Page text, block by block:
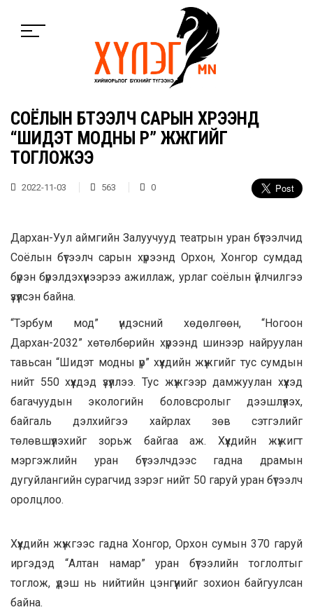
СОЁЛЫН БҮТЭЭЛЧ САРЫН ХҮРЭЭНД
“ШИДЭТ МОДНЫ ҮР” ЖҮЖГИЙГ
ТОГЛОЖЭЭ
2022-11-03 563 0
Дархан-Уул аймгийн Залуучууд театрын уран бүтээлчид
Соёлын бүтээлч сарын хүрээнд Орхон, Хонгор сумдад
бүрэн бүрэлдэхүүнээрээ ажиллаж, урлаг соёлын үйлчилгээ
үзүүлсэн байна.
“Тэрбум мод” үндэсний хөдөлгөөн, “Ногоон
Дархан-2032” хөтөлбөрийн хүрээнд шинээр найруулан
тавьсан “Шидэт модны үр” хүүхдийн жүжгийг тус сумдын
нийт 550 хүүхдэд үзүүллээ. Тус жүжгээр дамжуулан хүүхэд
багачуудын экологийн боловсролыг дээшлүүлэх,
байгаль дэлхийгээ хайрлах зөв сэтгэлийг
төлөвшүүлэхийг зорьж байгаа аж. Хүүхдийн жүжигт
мэргэжлийн уран бүтээлчдээс гадна драмын
дугуйлангийн сурагчид зэрэг нийт 50 гаруй уран бүтээлч
оролцлоо.
Хүүхдийн жүжгээс гадна Хонгор, Орхон сумын 370 гаруй
иргэдэд “Алтан намар” уран бүтээлийн тоглолтыг
тоглож, үдэш нь нийтийн цэнгүүнийг зохион байгуулсан
байна.